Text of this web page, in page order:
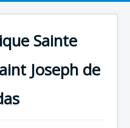
Sainte
Joseph de